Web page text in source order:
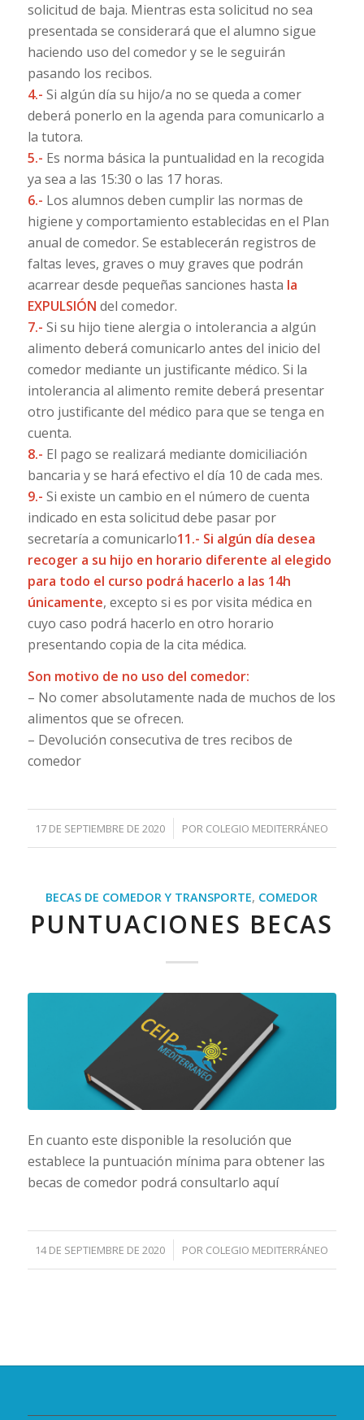
solicitud de baja. Mientras esta solicitud no sea
presentada se considerará que el alumno sigue
haciendo uso del comedor y se le seguirán
pasando los recibos.
4.- Si algún día su hijo/a no se queda a comer
deberá ponerlo en la agenda para comunicarlo a
la tutora.
5.- Es norma básica la puntualidad en la recogida
ya sea a las 15:30 o las 17 horas.
6.- Los alumnos deben cumplir las normas de
higiene y comportamiento establecidas en el Plan
anual de comedor. Se establecerán registros de
faltas leves, graves o muy graves que podrán
acarrear desde pequeñas sanciones hasta la
EXPULSIÓN del comedor.
7.- Si su hijo tiene alergia o intolerancia a algún
alimento deberá comunicarlo antes del inicio del
comedor mediante un justificante médico. Si la
intolerancia al alimento remite deberá presentar
otro justificante del médico para que se tenga en
cuenta.
8.- El pago se realizará mediante domiciliación
bancaria y se hará efectivo el día 10 de cada mes.
9.- Si existe un cambio en el número de cuenta
indicado en esta solicitud debe pasar por
secretaría a comunicarlo11.- Si algún día desea
recoger a su hijo en horario diferente al elegido
para todo el curso podrá hacerlo a las 14h
únicamente, excepto si es por visita médica en
cuyo caso podrá hacerlo en otro horario
presentando copia de la cita médica.
Son motivo de no uso del comedor:
– No comer absolutamente nada de muchos de los
alimentos que se ofrecen.
– Devolución consecutiva de tres recibos de
comedor
17 DE SEPTIEMBRE DE 2020
/ POR COLEGIO MEDITERRÁNEO
BECAS DE COMEDOR Y TRANSPORTE, COMEDOR
PUNTUACIONES BECAS
En cuanto este disponible la resolución que
establece la puntuación mínima para obtener las
becas de comedor podrá consultarlo aquí
14 DE SEPTIEMBRE DE 2020
/ POR COLEGIO MEDITERRÁNEO